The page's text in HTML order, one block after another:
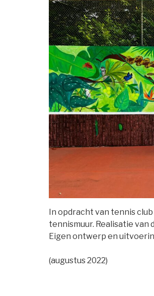
In opdracht van tennis
tennismuur. Realisatie van
Eigen ontwerp en
(augustus 2022)